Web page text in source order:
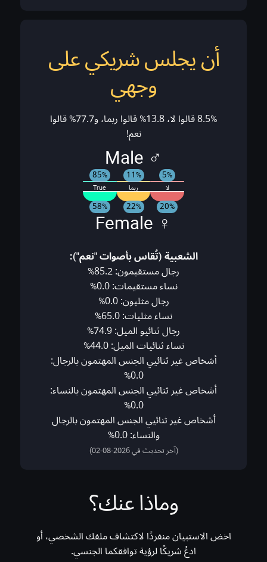
أن يجلس شريكي على
وجهي
8.5% قالوا لا، 13.8% قالوا ربما، و77.7% قالوا
نعم!
♂ Male
لا
5%
ربما
11%
True
85%
20%
22%
58% ♀ Female
الشعبية (تُقاس بأصوات "نعم"):
رجال مستقيمون: 85.2%
نساء مستقيمات: 0.0%
رجال مثليون: 0.0%
نساء مثليات: 65.0%
رجال ثنائيو الميل: 74.9%
نساء ثنائيات الميل: 44.0%
أشخاص غير ثنائيي الجنس المهتمون بالرجال:
0.0%
أشخاص غير ثنائيي الجنس المهتمون بالنساء:
0.0%
أشخاص غير ثنائيي الجنس المهتمون بالرجال
والنساء: 0.0%
(آخر تحديث في 2026-08-02)
وماذا عنك؟
اخض الاستبيان منفردًا لاكتشاف ملفك الشخصي، أو
ادعُ شريكًا لرؤية توافقكما الجنسي.